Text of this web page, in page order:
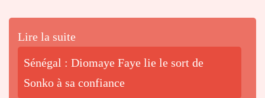
Lire la suite
Sénégal : Diomaye Faye lie le sort de
Sonko à sa confiance